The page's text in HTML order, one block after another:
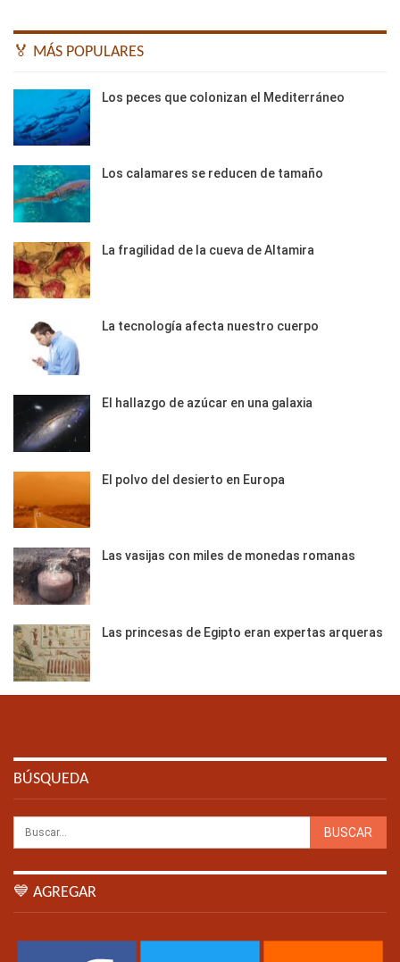
🏅 MÁS POPULARES
Los peces que colonizan el Mediterráneo
Los calamares se reducen de tamaño
La fragilidad de la cueva de Altamira
La tecnología afecta nuestro cuerpo
El hallazgo de azúcar en una galaxia
El polvo del desierto en Europa
Las vasijas con miles de monedas romanas
Las princesas de Egipto eran expertas arqueras
BÚSQUEDA
💙 AGREGAR